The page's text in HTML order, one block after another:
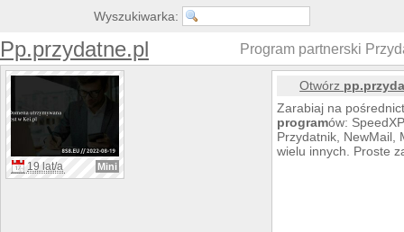
Wyszukiwarka:
Pp.przydatne.pl Program partnerski
19 lat/a Mini
Otwórz
Zarabiaj na
programów:
Przydatnik, NewMail,
wielu innych. Proste